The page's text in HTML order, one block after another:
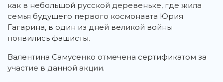
как в небольшой русской деревеньке, где жила
семья будущего первого космонавта Юрия
Гагарина, в один из дней великой войны
появились фашисты.
Валентина Самусенко отмечена сертификатом за
участие в данной акции.